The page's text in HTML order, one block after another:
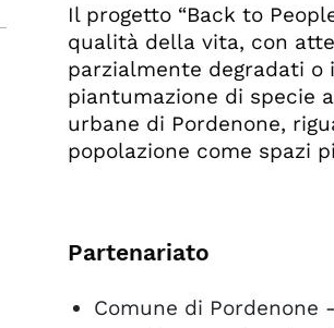
Il progetto “Back to
qualità della vita, con
parzialmente degradati o
piantumazione di specie
urbane di Pordenone,
popolazione come spazi
Partenariato
Comune di Pordenone